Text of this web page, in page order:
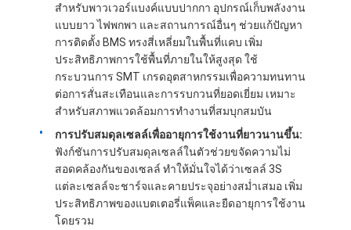
บ้าน
สินค้า
วิดีโอ
สำหรับพาวเวอร์แบงค์แบบปากกา อุปกรณ์เก็บพลังงาน
แบบยาว ไฟพกพา และสถานการณ์อื่นๆ ช่วยแก้ปัญหา
การติดตั้ง BMS ทรงสี่เหลี่ยมในพื้นที่แคบ เพิ่ม
ประสิทธิภาพการใช้พื้นที่ภายในให้สูงสุด ใช้
กระบวนการ SMT เกรดอุตสาหกรรมเพื่อความทนทาน
ต่อการสั่นสะเทือนและการรบกวนที่ยอดเยี่ยม เหมาะ
สำหรับสภาพแวดล้อมการทำงานที่สมบุกสมบัน
การปรับสมดุลเซลล์เพื่ออายุการใช้งานที่ยาวนานขึ้น:
ฟังก์ชันการปรับสมดุลเซลล์ในตัวช่วยขจัดความไม่
สอดคล้องกันของเซลล์ ทำให้มั่นใจได้ว่าเซลล์ 3S
แต่ละเซลล์จะชาร์จและคายประจุอย่างสม่ำเสมอ เพิ่ม
ประสิทธิภาพของแบตเตอรี่แพ็คและยืดอายุการใช้งาน
โดยรวม